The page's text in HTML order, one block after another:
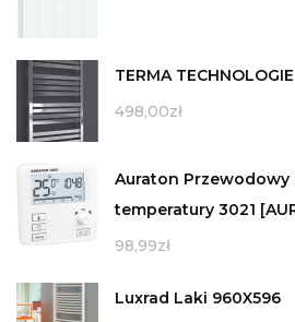
TERMA
498,00zł
Auraton
temperatury 3021
98,99zł
Luxrad Laki 960X596